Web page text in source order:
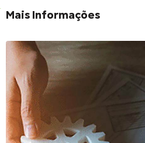
Mais Informações